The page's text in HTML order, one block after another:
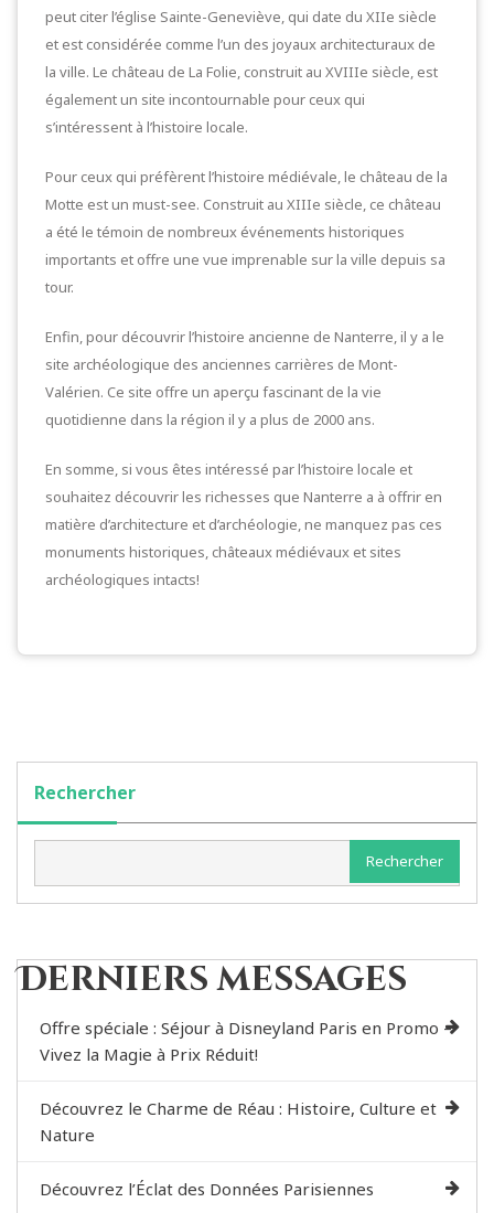
peut citer l’église Sainte-Geneviève, qui date du XIIe siècle
et est considérée comme l’un des joyaux architecturaux de
la ville. Le château de La Folie, construit au XVIIIe siècle, est
également un site incontournable pour ceux qui
s’intéressent à l’histoire locale.
Pour ceux qui préfèrent l’histoire médiévale, le château de la
Motte est un must-see. Construit au XIIIe siècle, ce château
a été le témoin de nombreux événements historiques
importants et offre une vue imprenable sur la ville depuis sa
tour.
Enfin, pour découvrir l’histoire ancienne de Nanterre, il y a le
site archéologique des anciennes carrières de Mont-
Valérien. Ce site offre un aperçu fascinant de la vie
quotidienne dans la région il y a plus de 2000 ans.
En somme, si vous êtes intéressé par l’histoire locale et
souhaitez découvrir les richesses que Nanterre a à offrir en
matière d’architecture et d’archéologie, ne manquez pas ces
monuments historiques, châteaux médiévaux et sites
archéologiques intacts!
Rechercher
Rechercher
Derniers messages
Offre spéciale : Séjour à Disneyland Paris en Promo –
Vivez la Magie à Prix Réduit!
Découvrez le Charme de Réau : Histoire, Culture et
Nature
Découvrez l’Éclat des Données Parisiennes